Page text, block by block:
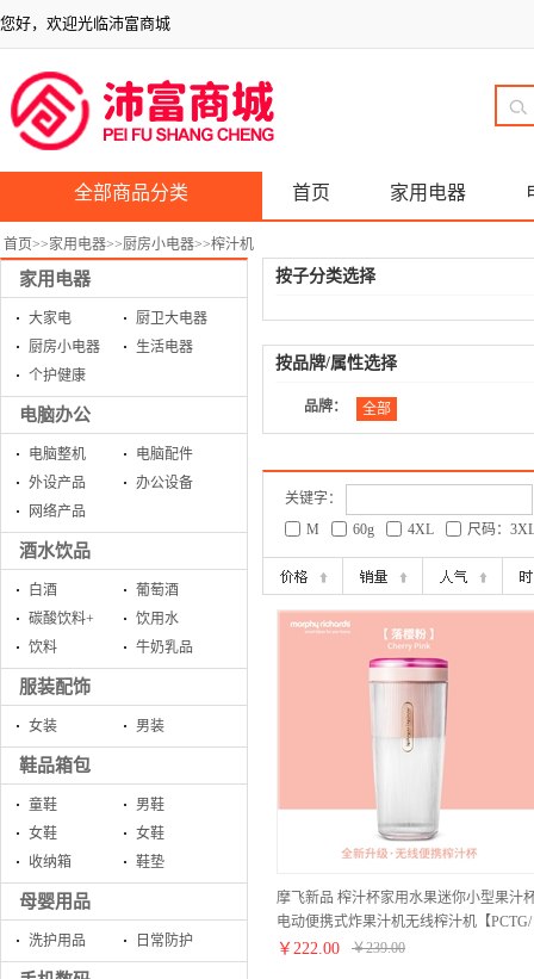
您好，欢迎光临沛富商城
全部商品分类 首页 家用电器
首页>>家用电器>>厨房小电器>>榨汁机
家用电器
大家电
厨卫大电器
厨房小电器
生活电器
个护健康
电脑办公
电脑整机
电脑配件
外设产品
办公设备
网络产品
酒水饮品
白酒
葡萄酒
碳酸饮料+
饮用水
饮料
牛奶乳品
服装配饰
女装 男装
鞋品箱包
童鞋
男鞋
女鞋
女鞋
收纳箱
鞋垫
母婴用品
洗护用品 日常防护
按子分类选择
按品牌/属性选择
品牌： 全部
关键字：
M
60g 4XL 尺码：
摩飞新品 榨汁杯家用水果迷你小型果汁
电动便携式炸果汁机无线榨汁机【PCTG/
落樱粉】
￥ 222.00 ￥239.00